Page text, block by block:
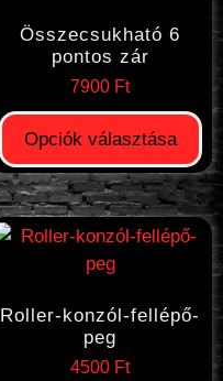
Összecsukható 6
pontos zár
7900 Ft
Opciók választása
Roller-konzól-fellépő-
peg
4500 Ft